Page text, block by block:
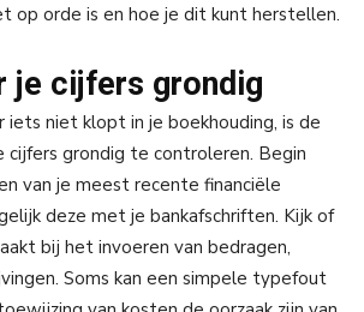
op orde is en hoe je dit kunt herstellen.
je cijfers grondig
niet klopt in je boekhouding, is de
grondig te controleren. Begin
van je meest recente financiële
deze met je bankafschriften. Kijk of
bij het invoeren van bedragen,
Soms kan een simpele typefout